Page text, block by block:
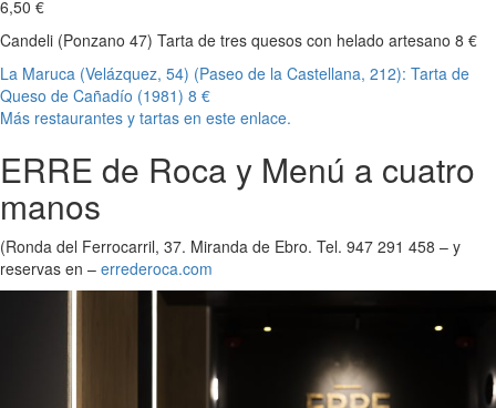
6,50 €
Candeli (Ponzano 47) Tarta de tres quesos con helado artesano 8 €
La Maruca (Velázquez, 54) (Paseo de la Castellana, 212): Tarta de
Queso de Cañadío (1981) 8 €
Más restaurantes y tartas en este enlace.
ERRE de Roca y Menú a cuatro
manos
(Ronda del Ferrocarril, 37. Miranda de Ebro. Tel. 947 291 458 – y
reservas en – errederoca.com